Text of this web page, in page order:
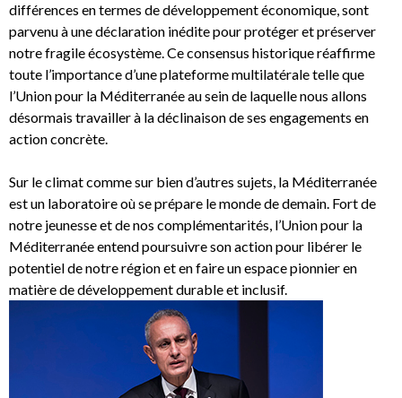
différences en termes de développement économique, sont
parvenu à une déclaration inédite pour protéger et préserver
notre fragile écosystème. Ce consensus historique réaffirme
toute l’importance d’une plateforme multilatérale telle que
l’Union pour la Méditerranée au sein de laquelle nous allons
désormais travailler à la déclinaison de ses engagements en
action concrète.
Sur le climat comme sur bien d’autres sujets, la Méditerranée
est un laboratoire où se prépare le monde de demain. Fort de
notre jeunesse et de nos complémentarités, l’Union pour la
Méditerranée entend poursuivre son action pour libérer le
potentiel de notre région et en faire un espace pionnier en
matière de développement durable et inclusif. ‎